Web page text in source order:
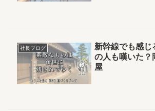
社長ブログ
新幹線でも感
の人も嘆いた
屋